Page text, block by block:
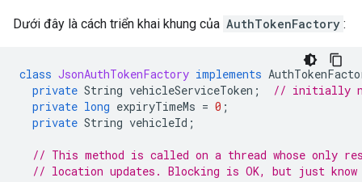
Dưới đây là cách triển khai khung của AuthTokenFactory :
class JsonAuthTokenFactory implements
private String vehicleServiceToken ;
// initially
private long expiryTimeMs = 0 ;
private String vehicleId ;
// This method is called on a thread whose only
// location updates. Blocking is OK, but just